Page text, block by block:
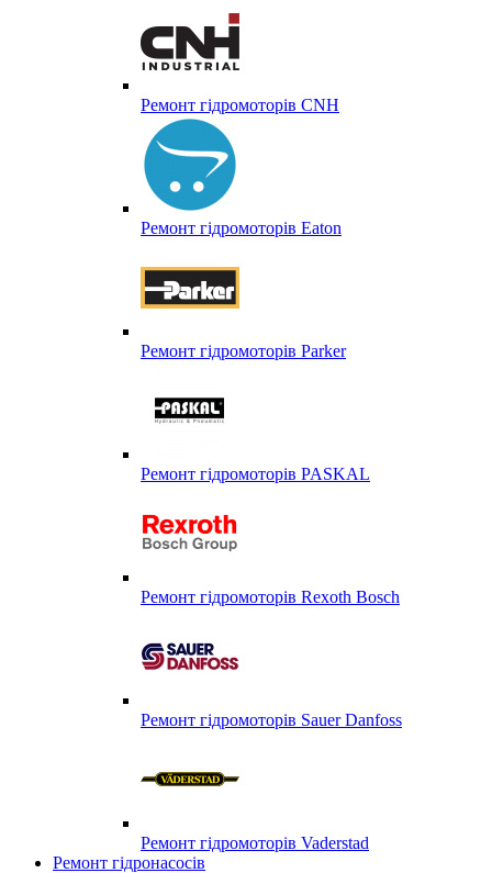
Ремонт гідромоторів CNH
Ремонт гідромоторів Eaton
Ремонт гідромоторів Parker
Ремонт гідромоторів PASKAL
Ремонт гідромоторів Rexoth Bosch
Ремонт гідромоторів Sauer Danfoss
Ремонт гідромоторів Vaderstad
Ремонт гідронасосів